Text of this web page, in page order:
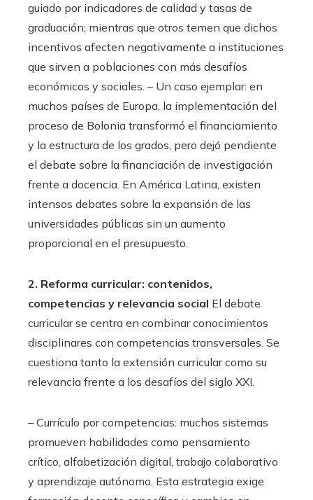
guiado por indicadores de calidad y tasas de
graduación; mientras que otros temen que dichos
incentivos afecten negativamente a instituciones
que sirven a poblaciones con más desafíos
económicos y sociales. – Un caso ejemplar: en
muchos países de Europa, la implementación del
proceso de Bolonia transformó el financiamiento
y la estructura de los grados, pero dejó pendiente
el debate sobre la financiación de investigación
frente a docencia. En América Latina, existen
intensos debates sobre la expansión de las
universidades públicas sin un aumento
proporcional en el presupuesto.
2. Reforma curricular: contenidos,
competencias y relevancia social El debate
curricular se centra en combinar conocimientos
disciplinares con competencias transversales. Se
cuestiona tanto la extensión curricular como su
relevancia frente a los desafíos del siglo XXI.
– Currículo por competencias: muchos sistemas
promueven habilidades como pensamiento
crítico, alfabetización digital, trabajo colaborativo
y aprendizaje autónomo. Esta estrategia exige